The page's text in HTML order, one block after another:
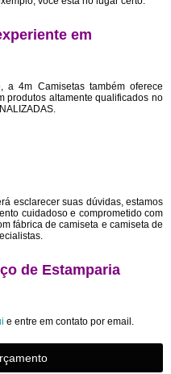
em
4m Camisetas também oferece
produtos altamente qualificados no
esclarecer suas dúvidas, estamos
cuidadoso e comprometido com
fábrica de camiseta e camiseta de
de Estamparia
e entre em contato por email.